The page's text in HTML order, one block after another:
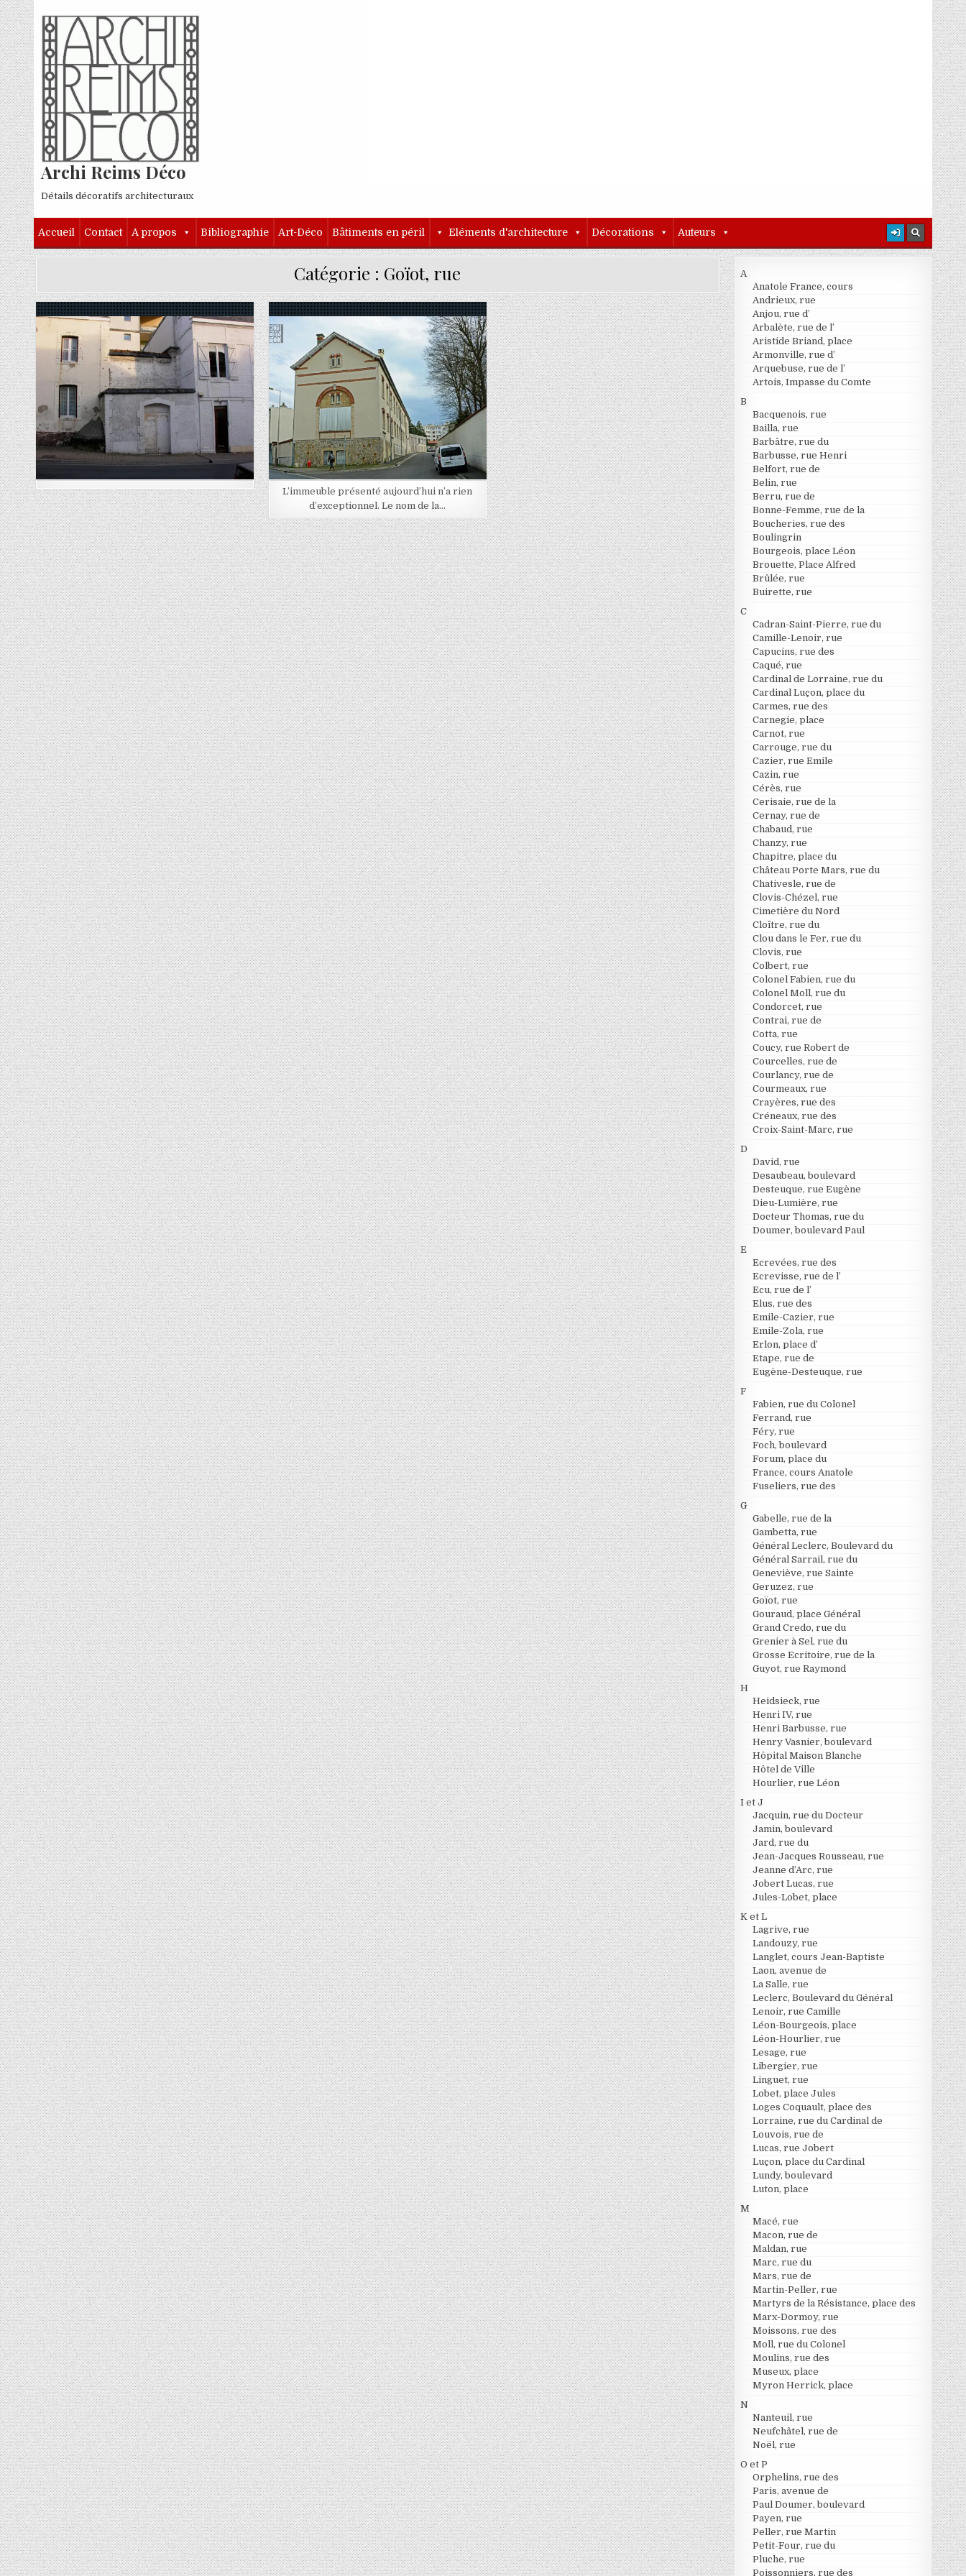
Skip to content
Archi Reims Déco
Détails décoratifs architecturaux
Accueil Contact A propos Bibliographie Art-Déco Bâtiments en péril Eléments d'architecture Décorations Auteurs
Catégorie : Goïot, rue
Posted in Posted in
L’immeuble présenté aujourd’hui n’a rien
d’exceptionnel. Le nom de la…
A
Anatole France, cours
Andrieux, rue
Anjou, rue d’
Arbalète, rue de l’
Aristide Briand, place
Armonville, rue d’
Arquebuse, rue de l’
Artois, Impasse du Comte
B
Bacquenois, rue
Bailla, rue
Barbâtre, rue du
Barbusse, rue Henri
Belfort, rue de
Belin, rue
Berru, rue de
Bonne-Femme, rue de la
Boucheries, rue des
Boulingrin
Bourgeois, place Léon
Brouette, Place Alfred
Brûlée, rue
Buirette, rue
C
Cadran-Saint-Pierre, rue du
Camille-Lenoir, rue
Capucins, rue des
Caqué, rue
Cardinal de Lorraine, rue du
Cardinal Luçon, place du
Carmes, rue des
Carnegie, place
Carnot, rue
Carrouge, rue du
Cazier, rue Emile
Cazin, rue
Cérès, rue
Cerisaie, rue de la
Cernay, rue de
Chabaud, rue
Chanzy, rue
Chapitre, place du
Château Porte Mars, rue du
Chativesle, rue de
Clovis-Chézel, rue
Cimetière du Nord
Cloître, rue du
Clou dans le Fer, rue du
Clovis, rue
Colbert, rue
Colonel Fabien, rue du
Colonel Moll, rue du
Condorcet, rue
Contrai, rue de
Cotta, rue
Coucy, rue Robert de
Courcelles, rue de
Courlancy, rue de
Courmeaux, rue
Crayères, rue des
Créneaux, rue des
Croix-Saint-Marc, rue
D
David, rue
Desaubeau, boulevard
Desteuque, rue Eugène
Dieu-Lumière, rue
Docteur Thomas, rue du
Doumer, boulevard Paul
E
Ecrevées, rue des
Ecrevisse, rue de l’
Ecu, rue de l’
Elus, rue des
Emile-Cazier, rue
Emile-Zola, rue
Erlon, place d’
Etape, rue de
Eugène-Desteuque, rue
F
Fabien, rue du Colonel
Ferrand, rue
Féry, rue
Foch, boulevard
Forum, place du
France, cours Anatole
Fuseliers, rue des
G
Gabelle, rue de la
Gambetta, rue
Général Leclerc, Boulevard du
Général Sarrail, rue du
Geneviève, rue Sainte
Geruzez, rue
Goïot, rue
Gouraud, place Général
Grand Credo, rue du
Grenier à Sel, rue du
Grosse Ecritoire, rue de la
Guyot, rue Raymond
H
Heidsieck, rue
Henri IV, rue
Henri Barbusse, rue
Henry Vasnier, boulevard
Hôpital Maison Blanche
Hôtel de Ville
Hourlier, rue Léon
I et J
Jacquin, rue du Docteur
Jamin, boulevard
Jard, rue du
Jean-Jacques Rousseau, rue
Jeanne d’Arc, rue
Jobert Lucas, rue
Jules-Lobet, place
K et L
Lagrive, rue
Landouzy, rue
Langlet, cours Jean-Baptiste
Laon, avenue de
La Salle, rue
Leclerc, Boulevard du Général
Lenoir, rue Camille
Léon-Bourgeois, place
Léon-Hourlier, rue
Lesage, rue
Libergier, rue
Linguet, rue
Lobet, place Jules
Loges Coquault, place des
Lorraine, rue du Cardinal de
Louvois, rue de
Lucas, rue Jobert
Luçon, place du Cardinal
Lundy, boulevard
Luton, place
M
Macé, rue
Macon, rue de
Maldan, rue
Marc, rue du
Mars, rue de
Martin-Peller, rue
Martyrs de la Résistance, place des
Marx-Dormoy, rue
Moissons, rue des
Moll, rue du Colonel
Moulins, rue des
Museux, place
Myron Herrick, place
N
Nanteuil, rue
Neufchâtel, rue de
Noël, rue
O et P
Orphelins, rue des
Paris, avenue de
Paul Doumer, boulevard
Payen, rue
Peller, rue Martin
Petit-Four, rue du
Pluche, rue
Poissonniers, rue des